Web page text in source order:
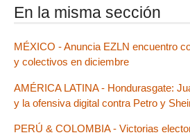
En la misma sección
MÉXICO - Anuncia EZLN encuentro
y colectivos en diciembre
AMÉRICA LATINA - Hondurasgate:
y la ofensiva digital contra Petro y
PERÚ & COLOMBIA - Victorias